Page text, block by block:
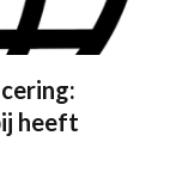
heeft